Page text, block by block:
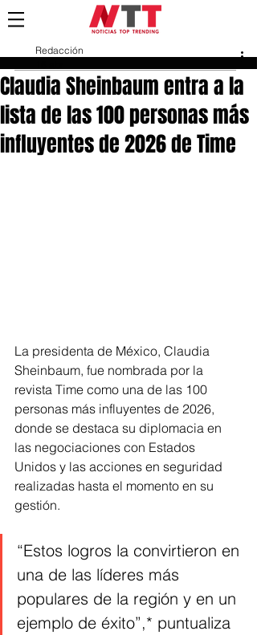
Claudia Sheinbaum entra a la
lista de las 100 personas más
influyentes de 2026 de Time
Redacción
La presidenta de México, Claudia
Sheinbaum, fue nombrada por la
revista Time como una de las 100
personas más influyentes de 2026,
donde se destaca su diplomacia en
las negociaciones con Estados
Unidos y las acciones en seguridad
realizadas hasta el momento en su
gestión.
“Estos logros la convirtieron en
una de las líderes más
populares de la región y en un
ejemplo de éxito”,* puntualiza